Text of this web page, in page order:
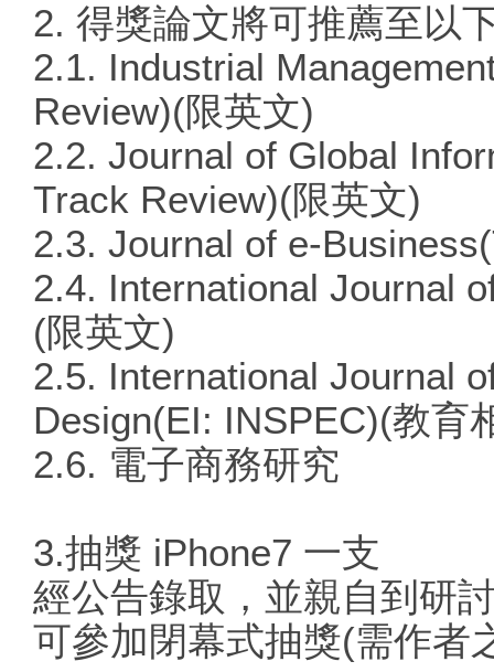
2. 得獎論文將可推薦至以
2.1. Industrial
Review)(限英文)
2.2. Journal of Global
Track Review)(限英文)
2.3. Journal of e-
2.4. International Journal
(限英文)
2.5. International Journal
Design(EI: INSPEC)(教育
2.6. 電子商務研究
3.抽獎 iPhone7 一支
經公告錄取，並親自到研
可參加閉幕式抽獎(需作者